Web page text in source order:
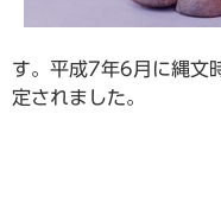
す。平成7年6月に縄文
定されました。